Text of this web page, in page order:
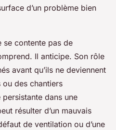
d’un problème bien
se contente pas de
Il anticipe. Son rôle
avant qu’ils ne deviennent
des chantiers
persistante dans une
résulter d’un mauvais
de ventilation ou d’une